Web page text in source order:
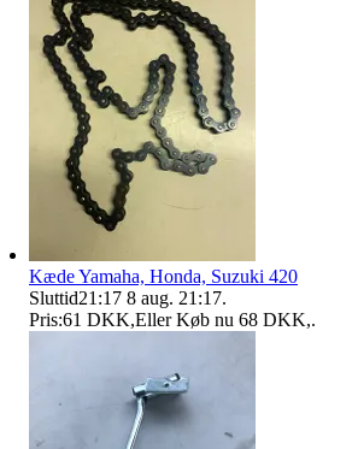
Kæde Yamaha, Honda, Suzuki 420
Sluttid21:17 8 aug. 21:17.
Pris:61 DKK,Eller Køb nu 68 DKK,.